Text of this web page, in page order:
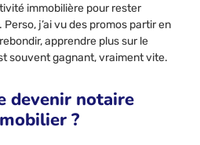
immobilière pour rester
j’ai vu des promos partir en
apprendre plus sur le
souvent gagnant, vraiment vite.
devenir notaire
?